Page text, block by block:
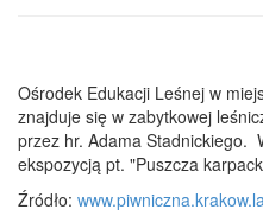
Ośrodek Edukacji Leśnej w
znajduje się w zabytkowej
przez hr. Adama Stadnickiego.
ekspozycją pt. "Puszcza
Źródło: